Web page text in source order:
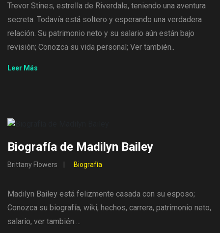
Trevor Stines, estrella de Riverdale, teniendo una aventura
secreta. Todavía está soltero y esperando una verdadera
relación. Su patrimonio neto y su salario aún están bajo
revisión; Conozca su vida personal; Ver también..
Leer Más
Biografía de Madilyn Bailey
Brittany Flowers Biografía
Madilyn Bailey está felizmente casada con su esposo;
Conozca su biografía, wiki, hechos, carrera, patrimonio neto,
salario, ver también ...